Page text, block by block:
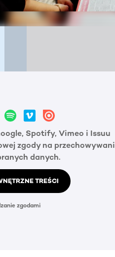
Spotify, Vimeo i Issuu
zgody na
danych.
TREŚCI
zgodami